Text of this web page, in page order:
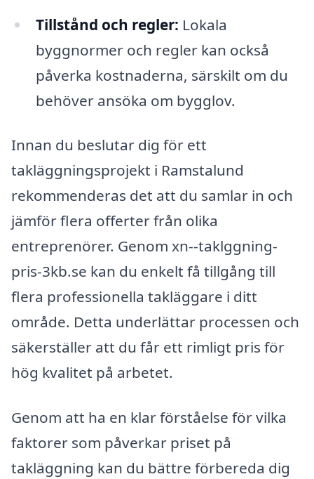
Tillstånd och regler: Lokala
byggnormer och regler kan också
påverka kostnaderna, särskilt om du
behöver ansöka om bygglov.
Innan du beslutar dig för ett
takläggningsprojekt i Ramstalund
rekommenderas det att du samlar in och
jämför flera offerter från olika
entreprenörer. Genom xn--taklggning-
pris-3kb.se kan du enkelt få tillgång till
flera professionella takläggare i ditt
område. Detta underlättar processen och
säkerställer att du får ett rimligt pris för
hög kvalitet på arbetet.
Genom att ha en klar förståelse för vilka
faktorer som påverkar priset på
takläggning kan du bättre förbereda dig